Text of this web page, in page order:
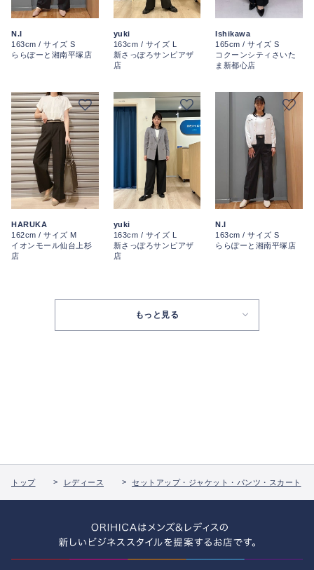
N.I
163cm / サイズ S
ららぽーと湘南平塚店
yuki
163cm / サイズ L
新さっぽろサンピアザ
店
Ishikawa
165cm / サイズ S
コクーンシティさいた
ま新都心店
HARUKA
162cm / サイズ M
イオンモール仙台上杉
店
yuki
163cm / サイズ L
新さっぽろサンピアザ
店
N.I
163cm / サイズ S
ららぽーと湘南平塚店
もっと見る
トップ レディース セットアップ・ジャケット・パンツ・スカート